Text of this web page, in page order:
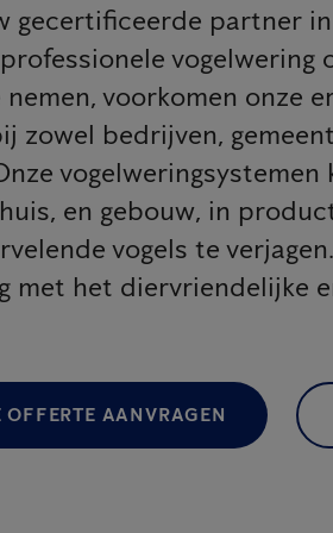
gecertificeerde partner
vogelwering
voorkomen onze
zowel bedrijven,
vogelweringsystemen
en gebouw, in
vogels te
met het diervriendelijke
OFFERTE AANVRAGEN